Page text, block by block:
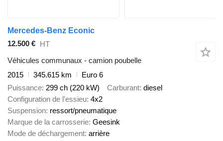
Mercedes-Benz Econic
12.500 € HT
Véhicules communaux - camion poubelle
2015
345.615 km
Euro 6
Puissance 299 ch (220 kW) Carburant diesel
Configuration de l'essieu 4x2
Suspension ressort/pneumatique
Marque de la carrosserie Geesink
Mode de déchargement arrière